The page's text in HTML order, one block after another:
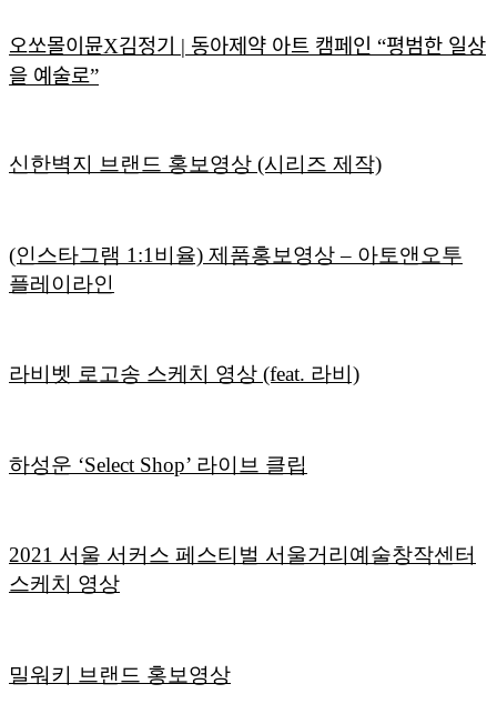
오쏘몰이뮨X김정기 | 동아제약 아트 캠페인 “평범한 일상
을 예술로”
신한벽지 브랜드 홍보영상 (시리즈 제작)
(인스타그램 1:1비율) 제품홍보영상 – 아토앤오투
플레이라인
라비벳 로고송 스케치 영상 (feat. 라비)
하성운 ‘Select Shop’ 라이브 클립
2021 서울 서커스 페스티벌 서울거리예술창작센터
스케치 영상
밀워키 브랜드 홍보영상